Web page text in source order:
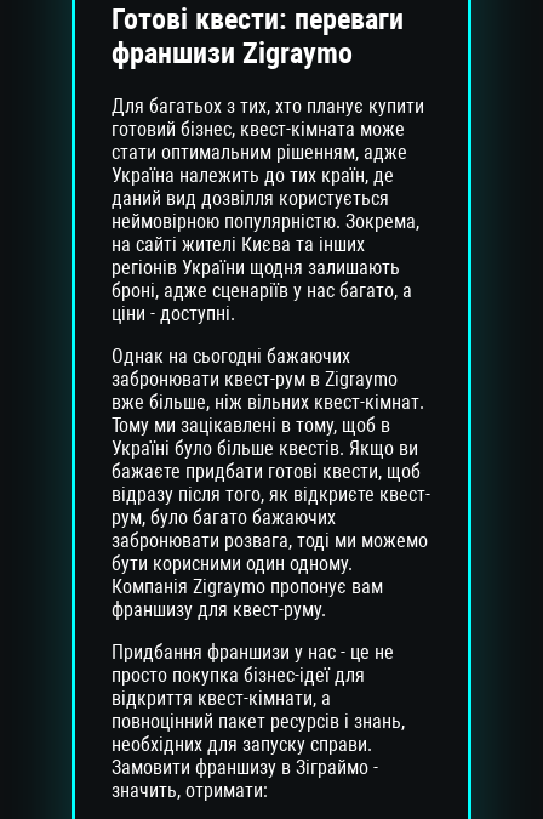
Готові квести: переваги
франшизи Zigraymo
Для багатьох з тих, хто планує купити
готовий бізнес, квест-кімната може
стати оптимальним рішенням, адже
Україна належить до тих країн, де
даний вид дозвілля користується
неймовірною популярністю. Зокрема,
на сайті жителі Києва та інших
регіонів України щодня залишають
броні, адже сценаріїв у нас багато, а
ціни - доступні.
Однак на сьогодні бажаючих
забронювати квест-рум в Zigraymo
вже більше, ніж вільних квест-кімнат.
Тому ми зацікавлені в тому, щоб в
Україні було більше квестів. Якщо ви
бажаєте придбати готові квести, щоб
відразу після того, як відкриєте квест-
рум, було багато бажаючих
забронювати розвага, тоді ми можемо
бути корисними один одному.
Компанія Zigraymo пропонує вам
франшизу для квест-руму.
Придбання франшизи у нас - це не
просто покупка бізнес-ідеї для
відкриття квест-кімнати, а
повноцінний пакет ресурсів і знань,
необхідних для запуску справи.
Замовити франшизу в Зіграймо -
значить, отримати: